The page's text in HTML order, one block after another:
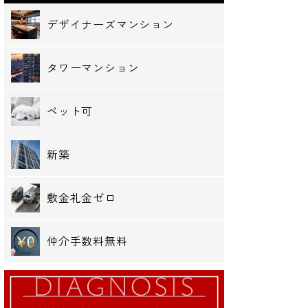
デザイナーズマンション
タワーマンション
ペット可
新築
敷金礼金ゼロ
仲介手数料無料